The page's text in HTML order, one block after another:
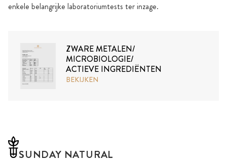
enkele belangrijke laboratoriumtests ter inzage.
ZWARE METALEN/
MICROBIOLOGIE/
ACTIEVE INGREDIËNTEN
BEKIJKEN
SUNDAY NATURAL